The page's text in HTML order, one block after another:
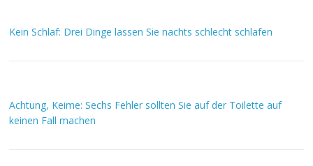
Kein Schlaf: Drei Dinge lassen Sie nachts schlecht schlafen
Achtung, Keime: Sechs Fehler sollten Sie auf der Toilette auf
keinen Fall machen